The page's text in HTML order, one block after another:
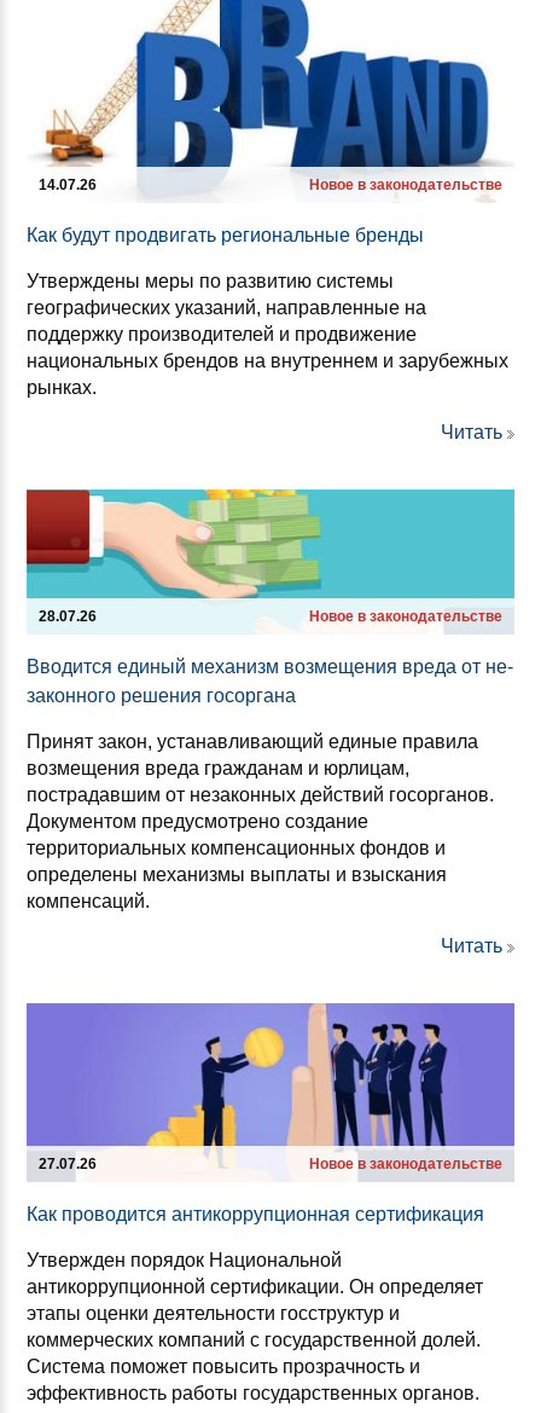
14.07.26 Новое в законодательстве
Как бу­дут прод­ви­гать ре­ги­ональ­ные брен­ды
Утверждены меры по развитию системы
географических указаний, направленные на
поддержку производителей и продвижение
национальных брендов на внутреннем и зарубежных
рынках.
Читать
28.07.26 Новое в законодательстве
Вво­дит­ся еди­ный ме­ха­низм воз­ме­ще­ния вре­да от не­
за­кон­но­го ре­ше­ния го­сор­га­на
Принят закон, устанавливающий единые правила
возмещения вреда гражданам и юрлицам,
пострадавшим от незаконных действий госорганов.
Документом предусмотрено создание
территориальных компенсационных фондов и
определены механизмы выплаты и взыскания
компенсаций.
Читать
27.07.26 Новое в законодательстве
Как про­во­дит­ся ан­ти­кор­руп­ци­он­ная сер­ти­фи­ка­ция
Утвержден порядок Национальной
антикоррупционной сертификации. Он определяет
этапы оценки деятельности госструктур и
коммерческих компаний с государственной долей.
Система поможет повысить прозрачность и
эффективность работы государственных органов.